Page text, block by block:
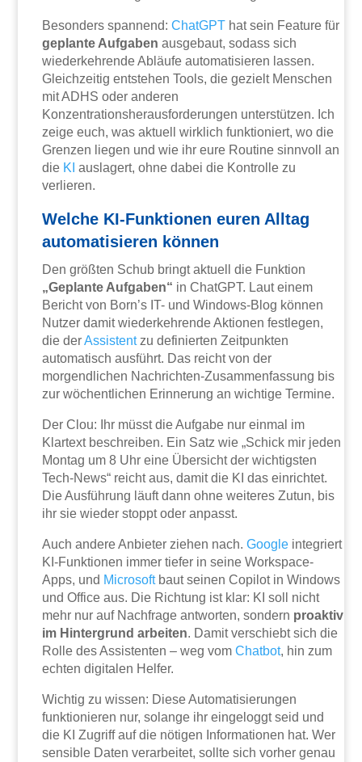
Besonders spannend:ChatGPT hat sein Feature für
geplante Aufgaben ausgebaut, sodass sich
wiederkehrende Abläufe automatisieren lassen.
Gleichzeitig entstehen Tools, die gezielt Menschen
mit ADHS oder anderen
Konzentrationsherausforderungen unterstützen. Ich
zeige euch, was aktuell wirklich funktioniert, wo die
Grenzen liegen und wie ihr eure Routine sinnvoll an
die KI auslagert, ohne dabei die Kontrolle zu
verlieren.
Welche KI-Funktionen euren Alltag
automatisieren können
Den größten Schub bringt aktuell die Funktion
„Geplante Aufgaben“ in ChatGPT. Laut einem
Bericht von Born’s IT- und Windows-Blog können
Nutzer damit wiederkehrende Aktionen festlegen,
die derAssistentzu definierten Zeitpunkten
automatisch ausführt. Das reicht von der
morgendlichen Nachrichten-Zusammenfassung bis
zur wöchentlichen Erinnerung an wichtige Termine.
Der Clou: Ihr müsst die Aufgabe nur einmal im
Klartext beschreiben. Ein Satz wie „Schick mir jeden
Montag um 8 Uhr eine Übersicht der wichtigsten
Tech-News“ reicht aus, damit die KI das einrichtet.
Die Ausführung läuft dann ohne weiteres Zutun, bis
ihr sie wieder stoppt oder anpasst.
Auch andere Anbieter ziehen nach.Google integriert
KI-Funktionen immer tiefer in seine Workspace-
Apps, und Microsoftbaut seinen Copilot in Windows
und Office aus. Die Richtung ist klar: KI soll nicht
mehr nur auf Nachfrage antworten, sondern proaktiv
im Hintergrund arbeiten. Damit verschiebt sich die
Rolle des Assistenten – weg vomChatbot, hin zum
echten digitalen Helfer.
Wichtig zu wissen: Diese Automatisierungen
funktionieren nur, solange ihr eingeloggt seid und
die KI Zugriff auf die nötigen Informationen hat. Wer
sensible Daten verarbeitet, sollte sich vorher genau